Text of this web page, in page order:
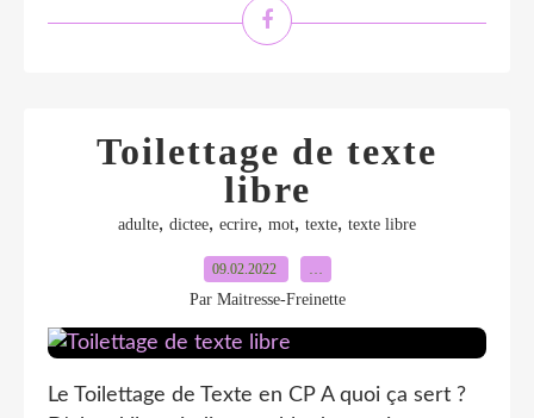
Toilettage de texte
libre
adulte, dictee, ecrire, mot, texte, texte libre
09.02.2022 …
Par Maitresse-Freinette
Le Toilettage de Texte en CP A quoi ça sert ?